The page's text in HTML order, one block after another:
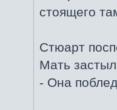
стоящего
Стюарт
Мать
- Она